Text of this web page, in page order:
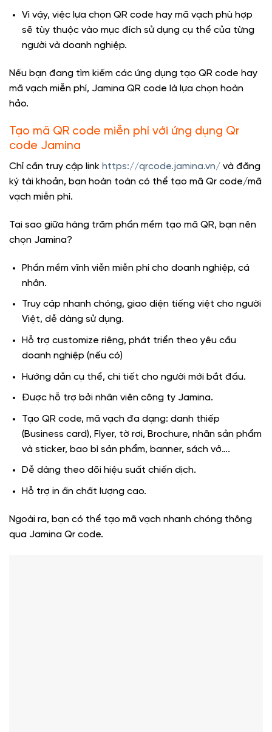
Vì vậy, việc lựa chọn QR code hay mã vạch phù hợp
sẽ tùy thuộc vào mục đích sử dụng cụ thể của từng
người và doanh nghiệp.
Nếu bạn đang tìm kiếm các ứng dụng tạo QR code hay
mã vạch miễn phí, Jamina QR code là lựa chọn hoàn
hảo.
Tạo mã QR code miễn phí với ứng dụng Qr
code Jamina
Chỉ cần truy cập link https://qrcode.jamina.vn/ và đăng
ký tài khoản, bạn hoàn toàn có thể tạo mã Qr code/mã
vạch miễn phí.
Tại sao giữa hàng trăm phần mềm tạo mã QR, bạn nên
chọn Jamina?
Phần mềm vĩnh viễn miễn phí cho doanh nghiệp, cá
nhân.
Truy cập nhanh chóng, giao diện tiếng việt cho người
Việt, dễ dàng sử dụng.
Hỗ trợ customize riêng, phát triển theo yêu cầu
doanh nghiệp (nếu có)
Hướng dẫn cụ thể, chi tiết cho người mới bắt đầu.
Được hỗ trợ bởi nhân viên công ty Jamina.
Tạo QR code, mã vạch đa dạng: danh thiếp
(Business card), Flyer, tờ rơi, Brochure, nhãn sản phẩm
và sticker, bao bì sản phẩm, banner, sách vở….
Dễ dàng theo dõi hiệu suất chiến dịch.
Hỗ trợ in ấn chất lượng cao.
Ngoài ra, bạn có thể tạo mã vạch nhanh chóng thông
qua Jamina Qr code.